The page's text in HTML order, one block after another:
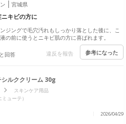
宮城県
ニキビの方に
ジングで毛穴汚れもしっかり落とした後に、こ
の前に使うとニキビ肌の方に喜ばれます。
回答 違反を報告 参考になった
ルククリーム 30g
スキンケア用品
ューテ）
2026/04/29